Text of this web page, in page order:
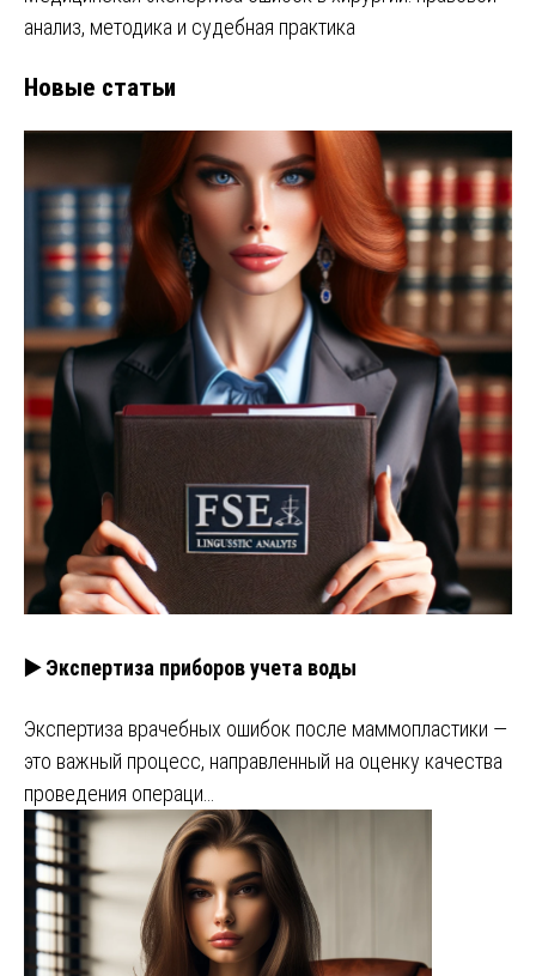
анализ, методика и судебная практика
Новые статьи
▶️ Экспертиза приборов учета воды
Экспертиза врачебных ошибок после маммопластики —
это важный процесс, направленный на оценку качества
проведения операци…